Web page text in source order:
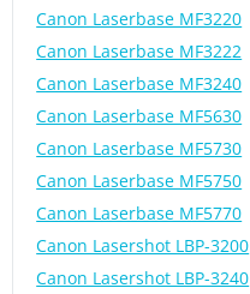
Canon Laserbase MF3220
Canon Laserbase MF3222
Canon Laserbase MF3240
Canon Laserbase MF5630
Canon Laserbase MF5730
Canon Laserbase MF5750
Canon Laserbase MF5770
Canon Lasershot LBP-3200
Canon Lasershot LBP-3240